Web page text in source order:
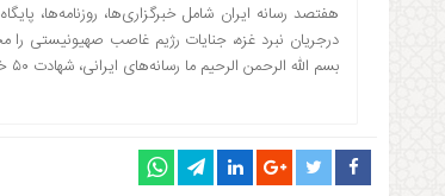
هفتصد رسانه ایران شامل خبرگزاری‌ها، روزنامه‌ها،
درجریان نبرد غزه، جنایات رژیم غاصب صهیونیستی را
بسم الله الرحمن الرحیم ما رسانه‌های ایرانی، شهادت ۵۰ خبرنگار […]